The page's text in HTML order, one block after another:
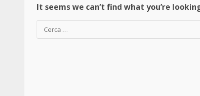
It seems we can’t find what you’re
Ricerca
per: